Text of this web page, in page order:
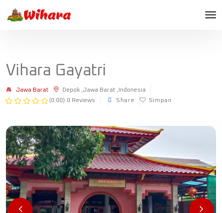
Vihara Gayatri
Jawa Barat
Depok ,Jawa Barat ,Indonesia
(0.00) 0 Reviews Share Simpan